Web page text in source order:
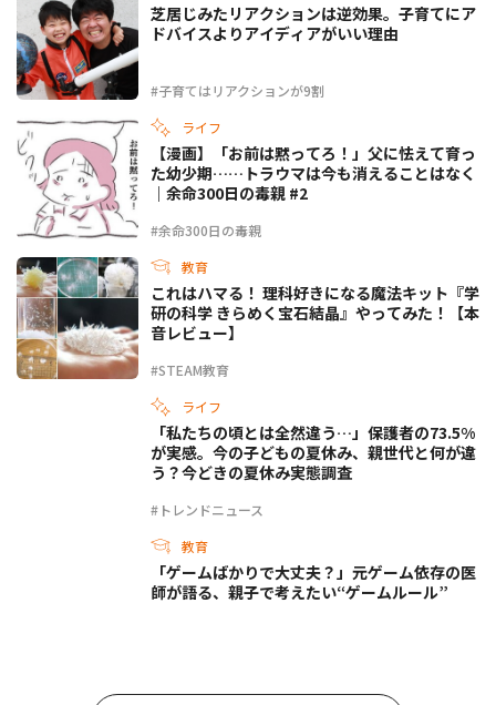
#子育てはリアクションが9割
芝居じみたリアクションは逆効果。子育てにア
ドバイスよりアイディアがいい理由
ライフ
#余命300日の毒親
【漫画】「お前は黙ってろ！」父に怯えて育っ
た幼少期……トラウマは今も消えることはなく
｜余命300日の毒親 #2
教育
#STEAM教育
これはハマる！ 理科好きになる魔法キット『学
研の科学 きらめく宝石結晶』やってみた！【本
音レビュー】
ライフ
#トレンドニュース
「私たちの頃とは全然違う…」保護者の73.5%
が実感。今の子どもの夏休み、親世代と何が違
う？今どきの夏休み実態調査
教育
「ゲームばかりで大丈夫？」元ゲーム依存の医
師が語る、親子で考えたい“ゲームルール”